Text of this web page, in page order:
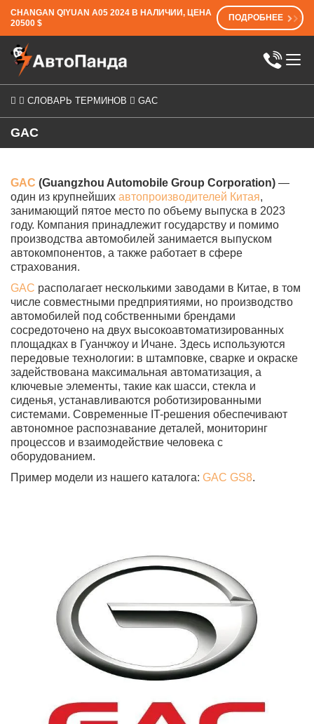
CHANGAN QIYUAN A05 2024 В НАЛИЧИИ, ЦЕНА
20500 $
ПОДРОБНЕЕ
СЛОВАРЬ ТЕРМИНОВ GAC
GAC
GAC (Guangzhou Automobile Group Corporation) —
один из крупнейших автопроизводителей Китая,
занимающий пятое место по объему выпуска в 2023
году. Компания принадлежит государству и помимо
производства автомобилей занимается выпуском
автокомпонентов, а также работает в сфере
страхования.
GAC располагает несколькими заводами в Китае, в том
числе совместными предприятиями, но производство
автомобилей под собственными брендами
сосредоточено на двух высокоавтоматизированных
площадках в Гуанчжоу и Ичане. Здесь используются
передовые технологии: в штамповке, сварке и окраске
задействована максимальная автоматизация, а
ключевые элементы, такие как шасси, стекла и
сиденья, устанавливаются роботизированными
системами. Современные IT-решения обеспечивают
автономное распознавание деталей, мониторинг
процессов и взаимодействие человека с
оборудованием.
Пример модели из нашего каталога: GAC GS8.